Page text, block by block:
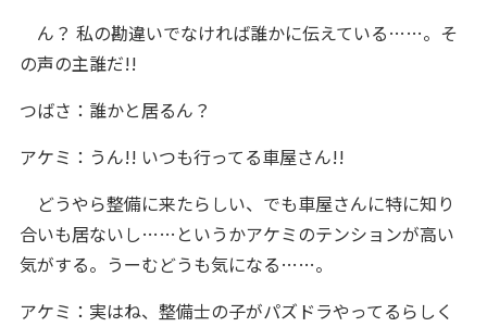
ん？ 私の勘違いでなければ誰かに伝えている……。そ
の声の主誰だ!!
つばさ：誰かと居るん？
アケミ：うん!! いつも行ってる車屋さん!!
どうやら整備に来たらしい、でも車屋さんに特に知り
合いも居ないし……というかアケミのテンションが高い
気がする。うーむどうも気になる……。
アケミ：実はね、整備士の子がパズドラやってるらしく